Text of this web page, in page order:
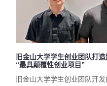
旧金山大学学生创业团队打
“最具颠覆性创业项目”
旧金山大学学生创业团队开